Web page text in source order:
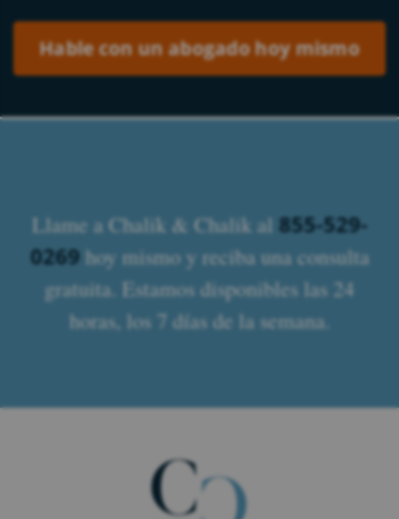
Llame a Chalik & Chalik al 855-529-
0269hoy mismo y reciba una consulta
gratuita. Estamos disponibles las 24
horas, los 7 días de la semana.